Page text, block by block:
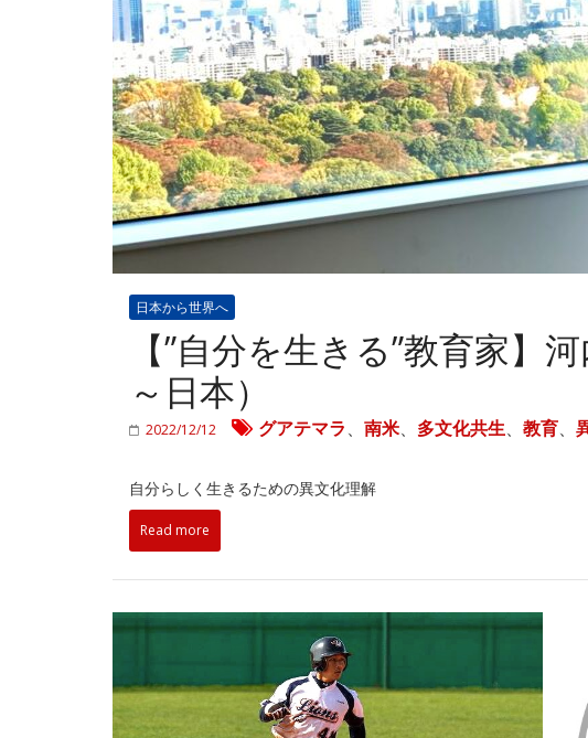
日本から世界へ
【”自分を生きる”教育家】
～日本）
2022/12/12 グアテマラ、 南米、 多文化共生、 教育、
自分らしく生きるための異文化理解
Read more